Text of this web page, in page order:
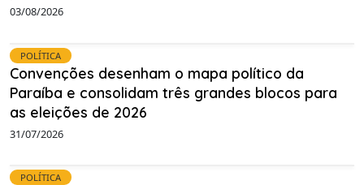
03/08/2026
POLÍTICA
Convenções desenham o mapa político da
Paraíba e consolidam três grandes blocos para
as eleições de 2026
31/07/2026
POLÍTICA